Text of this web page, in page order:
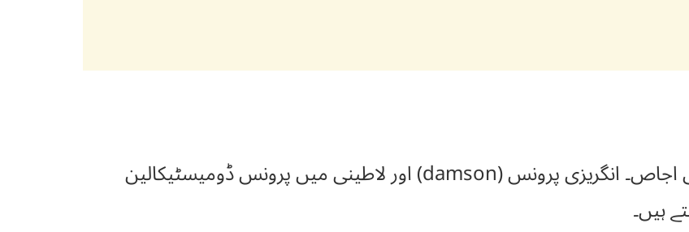
اردو آلو بخارا۔ ہندی آلو بخارا۔ عربی اجاص۔ انگریزی پرونس (damson) اور لاطینی میں پرونس ڈومیسٹیکالین